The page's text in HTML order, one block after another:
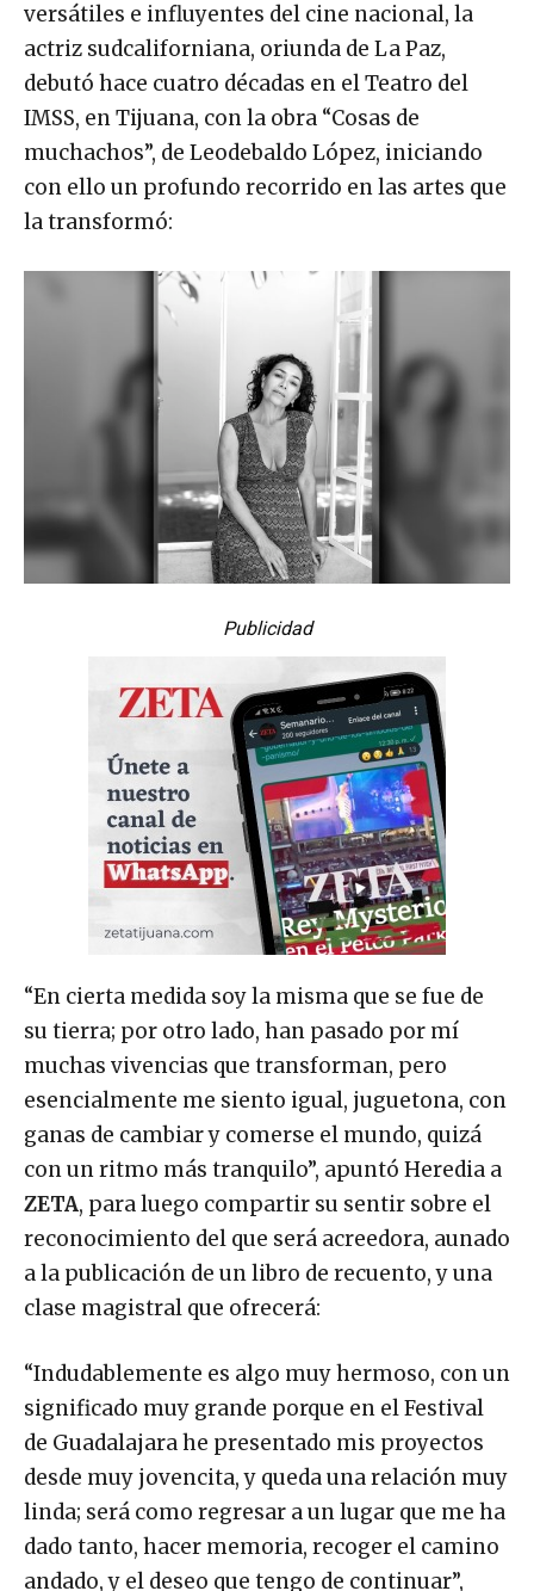
versátiles e influyentes del cine nacional, la
actriz sudcaliforniana, oriunda de La Paz,
debutó hace cuatro décadas en el Teatro del
IMSS, en Tijuana, con la obra “Cosas de
muchachos”, de Leodebaldo López, iniciando
con ello un profundo recorrido en las artes que
la transformó:
Publicidad
“En cierta medida soy la misma que se fue de
su tierra; por otro lado, han pasado por mí
muchas vivencias que transforman, pero
esencialmente me siento igual, juguetona, con
ganas de cambiar y comerse el mundo, quizá
con un ritmo más tranquilo”, apuntó Heredia a
ZETA, para luego compartir su sentir sobre el
reconocimiento del que será acreedora, aunado
a la publicación de un libro de recuento, y una
clase magistral que ofrecerá:
“Indudablemente es algo muy hermoso, con un
significado muy grande porque en el Festival
de Guadalajara he presentado mis proyectos
desde muy jovencita, y queda una relación muy
linda; será como regresar a un lugar que me ha
dado tanto, hacer memoria, recoger el camino
andado, y el deseo que tengo de continuar”,